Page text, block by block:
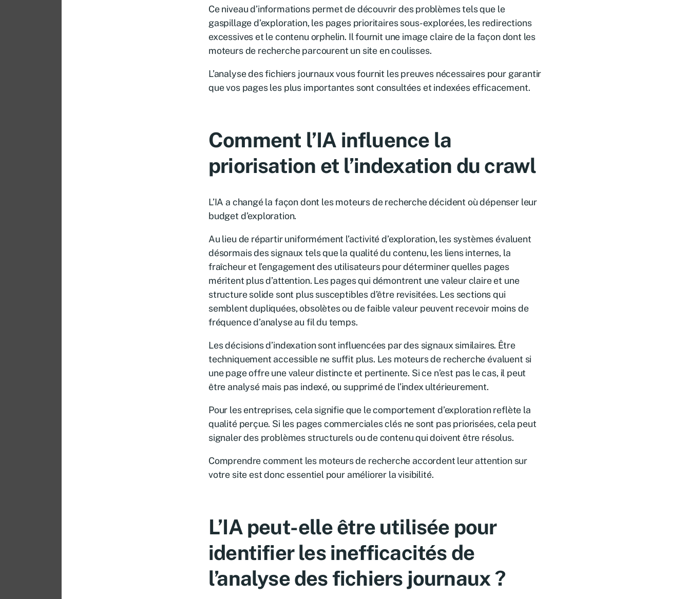
Ce niveau d’informations permet de découvrir des problèmes tels que le
gaspillage d’exploration, les pages prioritaires sous-explorées, les redirections
excessives et le contenu orphelin. Il fournit une image claire de la façon dont les
moteurs de recherche parcourent un site en coulisses.
L’analyse des fichiers journaux vous fournit les preuves nécessaires pour garantir
que vos pages les plus importantes sont consultées et indexées efficacement.
Comment l’IA influence la
priorisation et l’indexation du crawl
L’IA a changé la façon dont les moteurs de recherche décident où dépenser leur
budget d’exploration.
Au lieu de répartir uniformément l’activité d’exploration, les systèmes évaluent
désormais des signaux tels que la qualité du contenu, les liens internes, la
fraîcheur et l’engagement des utilisateurs pour déterminer quelles pages
méritent plus d’attention. Les pages qui démontrent une valeur claire et une
structure solide sont plus susceptibles d’être revisitées. Les sections qui
semblent dupliquées, obsolètes ou de faible valeur peuvent recevoir moins de
fréquence d’analyse au fil du temps.
Les décisions d’indexation sont influencées par des signaux similaires. Être
techniquement accessible ne suffit plus. Les moteurs de recherche évaluent si
une page offre une valeur distincte et pertinente. Si ce n’est pas le cas, il peut
être analysé mais pas indexé, ou supprimé de l’index ultérieurement.
Pour les entreprises, cela signifie que le comportement d’exploration reflète la
qualité perçue. Si les pages commerciales clés ne sont pas priorisées, cela peut
signaler des problèmes structurels ou de contenu qui doivent être résolus.
Comprendre comment les moteurs de recherche accordent leur attention sur
votre site est donc essentiel pour améliorer la visibilité.
L’IA peut-elle être utilisée pour
identifier les inefficacités de
l’analyse des fichiers journaux ?